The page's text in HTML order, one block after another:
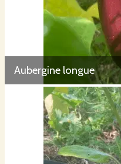
Aubergine longue